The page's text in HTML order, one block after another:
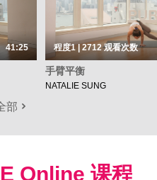
41:25 程度1 | 2712观看次数
手臂平衡
NATALIE SUNG
部
Online 课程